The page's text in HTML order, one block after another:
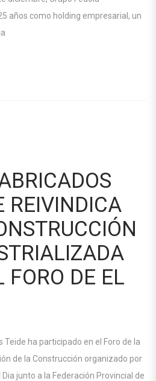
años como holding empresarial, un
REIVINDICA
FORO DE EL
Teide ha participado en el Foro de la
de la Construcción organizado por
Dia junto a la Federación Provincial de